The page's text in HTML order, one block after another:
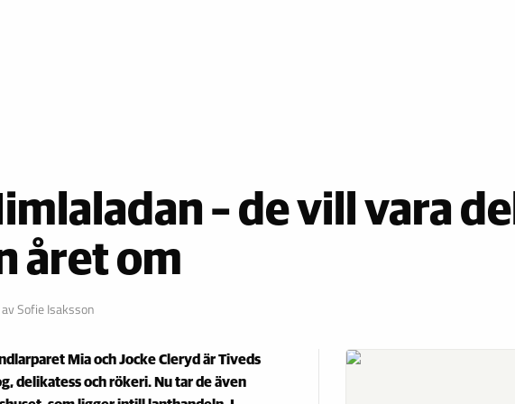
– de vill vara
året om
av Sofie Isaksson
Mia och Jocke Cleryd är Tiveds
delikatess och rökeri. Nu tar de även